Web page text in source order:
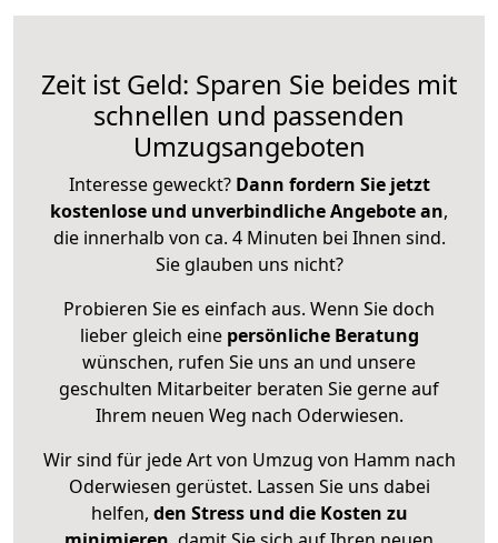
Zeit ist Geld: Sparen Sie beides mit
schnellen und passenden
Umzugsangeboten
Interesse geweckt? Dann fordern Sie jetzt
kostenlose und unverbindliche Angebote an,
die innerhalb von ca. 4 Minuten bei Ihnen sind.
Sie glauben uns nicht?
Probieren Sie es einfach aus. Wenn Sie doch
lieber gleich eine persönliche Beratung
wünschen, rufen Sie uns an und unsere
geschulten Mitarbeiter beraten Sie gerne auf
Ihrem neuen Weg nach Oderwiesen.
Wir sind für jede Art von Umzug von Hamm nach
Oderwiesen gerüstet. Lassen Sie uns dabei
helfen, den Stress und die Kosten zu